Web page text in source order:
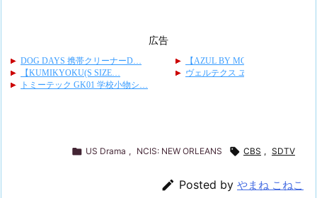
広告
 US Drama , NCIS: NEW ORLEANS  CBS , SDTV
 Posted by やまね こねこ